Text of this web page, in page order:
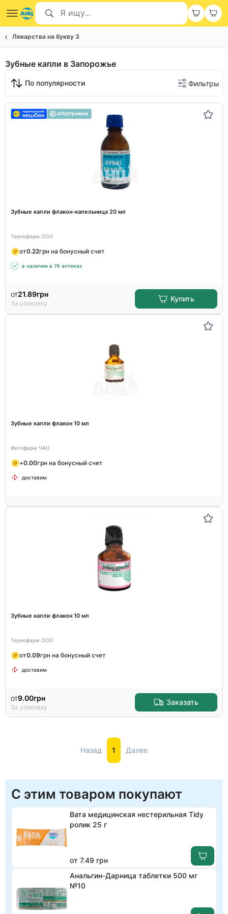
Лекарства на букву З
Зубные капли в Запорожье
По популярности Фильтры
Зубные капли флакон-капельница 20 мл
Тернофарм ООО
от0.22грн на бонусный счет
в наличии в 74 аптеках
от21.89грн
За упаковку
Купить
Зубные капли флакон 10 мл
Фитофарм ЧАО
+0.00грн на бонусный счет
доставим
Зубные капли флакон 10 мл
Тернофарм ООО
от0.09грн на бонусный счет
доставим
от9.00грн
За упаковку
Заказать
Назад 1 Далее
С этим товаром покупают
Вата медицинская нестерильная Tidy
ролик 25 г
от 7.49 грн
Анальгин-Дарница таблетки 500 мг
№10